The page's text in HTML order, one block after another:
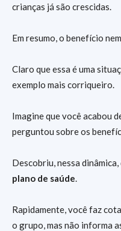
crianças já são crescidas.
Em resumo, o benefício
Claro que essa é uma
exemplo mais corriqueiro.
Imagine que você acabou
perguntou sobre os
Descobriu, nessa
plano de saúde.
Rapidamente, você faz
o grupo, mas não informa